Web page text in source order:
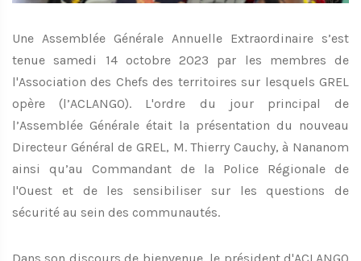
Une Assemblée Générale Annuelle Extraordinaire s’est
tenue samedi 14 octobre 2023 par les membres de
l'Association des Chefs des territoires sur lesquels GREL
opère (l’ACLANGO). L'ordre du jour principal de
l’Assemblée Générale était la présentation du nouveau
Directeur Général de GREL, M. Thierry Cauchy, à Nananom
ainsi qu’au Commandant de la Police Régionale de
l'Ouest et de les sensibiliser sur les questions de
sécurité au sein des communautés.